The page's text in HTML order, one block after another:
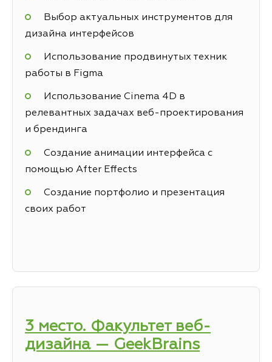
Выбор актуальных инструментов для
дизайна интерфейсов
Использование продвинутых техник
работы в Figma
Использование Cinema 4D в
релевантных задачах веб-проектирования
и брендинга
Создание анимации интерфейса с
помощью After Effects
Создание портфолио и презентация
своих работ
3 место. Факультет веб-
дизайна — GeekBrains